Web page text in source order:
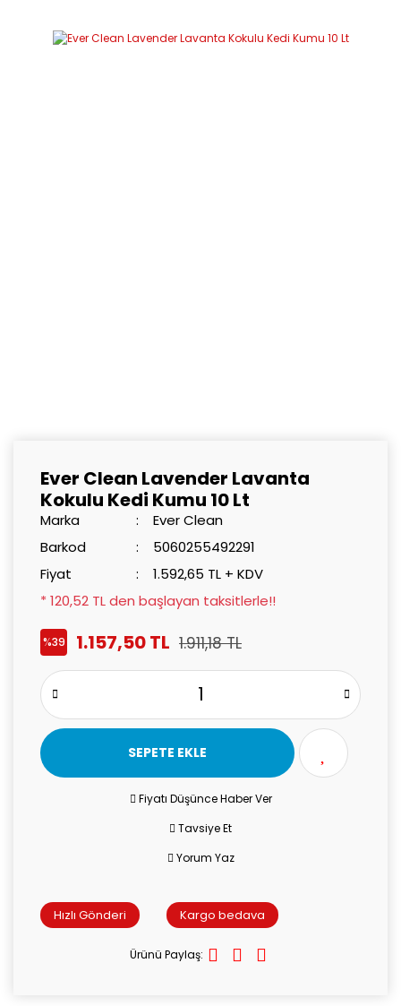
Ever Clean Lavender Lavanta
Kokulu Kedi Kumu 10 Lt
Marka
Ever Clean
Barkod
5060255492291
Fiyat
1.592,65 TL + KDV
* 120,52 TL den başlayan taksitlerle!!
%39 1.157,50 TL 1.911,18 TL
SEPETE EKLE
Fiyatı Düşünce Haber Ver
Tavsiye Et
Yorum Yaz
Hızlı Gönderi Kargo bedava
Ürünü Paylaş: